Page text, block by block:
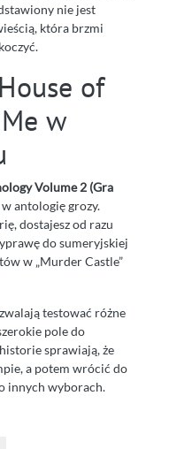
nie jest
która brzmi
of
w
Volume 2 (Gra
antologię grozy.
dostajesz od razu
do sumeryjskiej
w „Murder Castle”
testować różne
pole do
sprawiają, że
a potem wrócić do
innych wyborach.